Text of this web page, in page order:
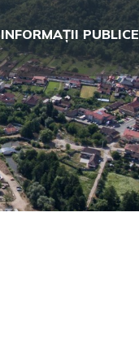
INFORMAȚII PUBLICE